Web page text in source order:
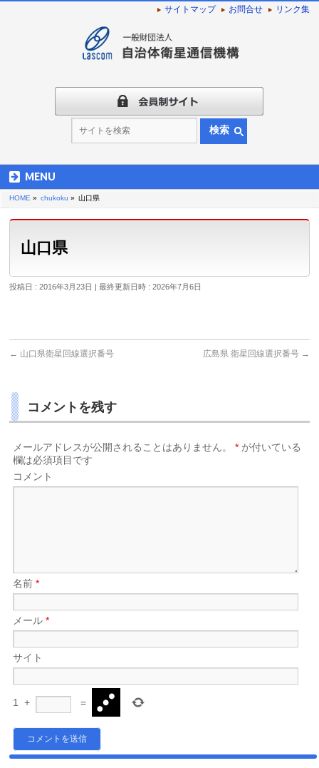
サイトマップ お問合せ リンク集
検索
MENU
HOME » chukoku » 山口県
山口県
投稿日 : 2016年3月23日 最終更新日時 : 2026年7月6日
← 山口県衛星回線選択番号 広島県 衛星回線選択番号 →
コメントを残す
メールアドレスが公開されることはありません。 * が付いている
欄は必須項目です
コメント
名前*
メール*
サイト
1 + =